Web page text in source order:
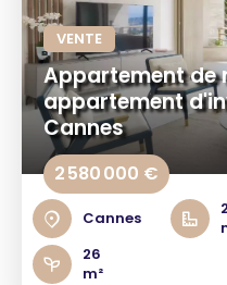
VENTE
Appartement de
appartement
Cannes
2 580 000 €
Cannes
26
m²